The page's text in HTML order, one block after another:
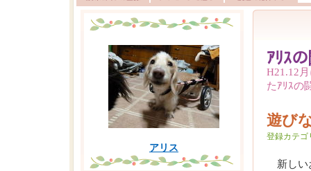
アリス
ｱﾘｽ
H21.12
たｱﾘｽの
遊び
登録カテゴ
新しい